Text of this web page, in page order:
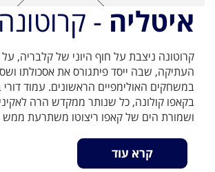
איטליה - קרוטונה
קרוטונה ניצבת על חוף היוני של קלבריה,
העתיקה, שבה ייסד פיתגורס את אסכולתו
במשחקים האולימפיים הראשונים. עמוד דורי
בקאפו קולונה, כל שנותר ממקדש הרה
ושמורת הים של קאפו ריצוטו משתרעת ממש
קרא עוד